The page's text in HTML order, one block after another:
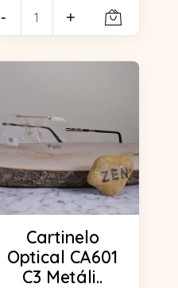
- +
Cartinelo
Optical CA601
C3 Metáli..